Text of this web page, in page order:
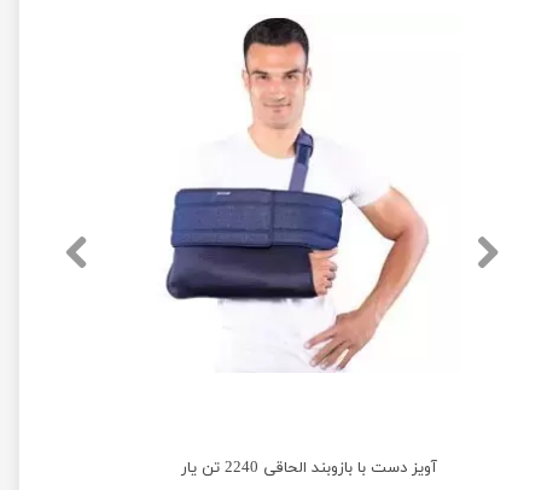
آویز دست با بازوبند الحاقی 2240 تن یار